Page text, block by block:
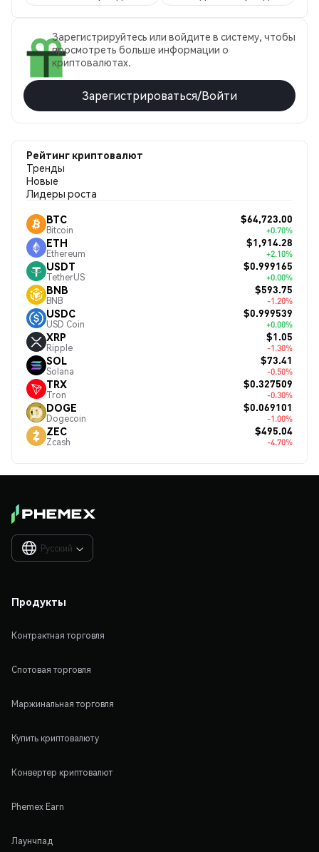
Зарегистрируйтесь или войдите в систему, чтобы
просмотреть больше информации о
криптовалютах.
Зарегистрироваться/Войти
Рейтинг криптовалют
Тренды
Новые
Лидеры роста
BTC
Bitcoin
$64,723.00
+0.70%
ETH
Ethereum
$1,914.28
+2.10%
USDT
TetherUS
$0.999165
+0.00%
BNB
BNB
$593.75
-1.20%
USDC
USD Coin
$0.999539
+0.00%
XRP
Ripple
$1.05
-1.30%
SOL
Solana
$73.41
-0.50%
TRX
Tron
$0.327509
-0.30%
DOGE
Dogecoin
$0.069101
-1.00%
ZEC
Zcash
$495.04
-4.70%
Русский 
Продукты
Контрактная торговля
Спотовая торговля
Маржинальная торговля
Купить криптовалюту
Конвертер криптовалют
Phemex Earn
Лаунчпад